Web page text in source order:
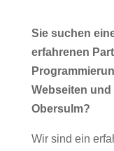
Sie suchen
erfahrenen
Webseiten
Obersulm?
Wir sind ein